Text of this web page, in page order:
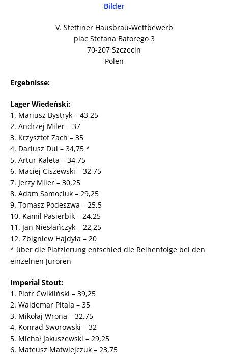
Bilder
V. Stettiner Hausbrau-Wettbewerb
plac Stefana Batorego 3
70-207 Szczecin
Polen
Ergebnisse:
Lager Wiedeński:
1. Mariusz Bystryk – 43,25
2. Andrzej Miler – 37
3. Krzysztof Zach – 35
4. Dariusz Dul – 34,75 *
5. Artur Kaleta – 34,75
6. Maciej Ciszewski – 32,75
7. Jerzy Miler – 30,25
8. Adam Samociuk – 29,25
9. Tomasz Podeszwa – 25,5
10. Kamil Pasierbik – 24,25
11. Jan Niesłańczyk – 22,25
12. Zbigniew Hajdyła – 20
* über die Platzierung entschied die Reihenfolge bei den
einzelnen Juroren
Imperial Stout:
1. Piotr Ćwikliński – 39,25
2. Waldemar Pitala – 35
3. Mikołaj Wrona – 32,75
4. Konrad Sworowski – 32
5. Michał Jakuszewski – 29,25
6. Mateusz Matwiejczuk – 23,75